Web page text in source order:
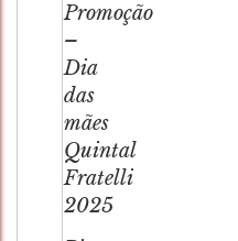
Promoção
–
Dia
das
mães
Quintal
Fratelli
2025